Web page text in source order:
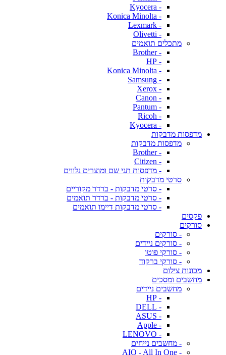
- Kyocera
- Konica Minolta
- Lexmark
- Olivetti
מתכלים תואמים
- Brother
- HP
- Konica Minolta
- Samsung
- Xerox
- Canon
- Pantum
- Ricoh
- Kyocera
מדפסות מדבקות
מדפסות מדבקות
- Brother
- Citizen
- מדפסות תגי שם ומוצרים נלווים
סרטי מדבקות
- סרטי מדבקות - ברדר מקוריים
- סרטי מדבקות - ברדר תואמים
- סרטי מדבקות דיימו תואמים
פקסים
סורקים
- סורקים
- סורקים ניידים
- סורקי פוטו
- סורקי ברקוד
מכונות צילום
מחשבים ומסכים
מחשבים ניידים
- HP
- DELL
- ASUS
- Apple
- LENOVO
- מחשבים נייחים
- AIO - All In One